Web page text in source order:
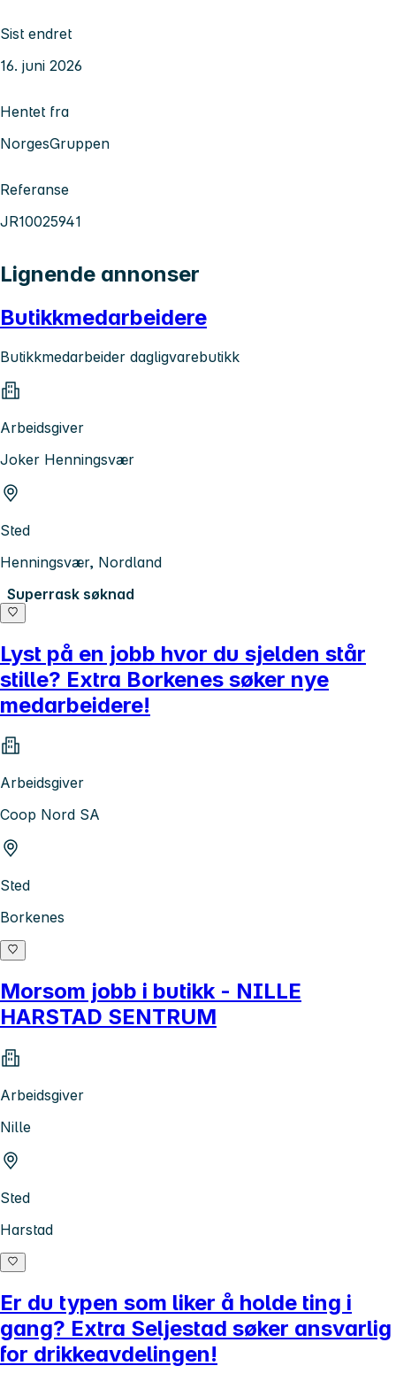
Sist endret
16. juni 2026
Hentet fra
NorgesGruppen
Referanse
JR10025941
Lignende annonser
Butikkmedarbeidere
Butikkmedarbeider dagligvarebutikk
Arbeidsgiver
Joker Henningsvær
Sted
Henningsvær, Nordland
Superrask søknad
Lyst på en jobb hvor du sjelden står
stille? Extra Borkenes søker nye
medarbeidere!
Arbeidsgiver
Coop Nord SA
Sted
Borkenes
Morsom jobb i butikk - NILLE
HARSTAD SENTRUM
Arbeidsgiver
Nille
Sted
Harstad
Er du typen som liker å holde ting i
gang? Extra Seljestad søker ansvarlig
for drikkeavdelingen!